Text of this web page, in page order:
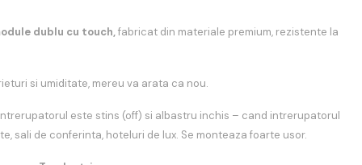
dublu cu touch,fabricat din materiale premium, rezistente la
si umiditate, mereu va arata ca nou.
este stins (off) si albastru inchis – cand intrerupatorul
sali de conferinta, hoteluri de lux. Se monteaza foarte usor.